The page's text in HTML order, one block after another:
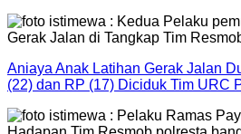
Aniaya Anak Latihan Gerak Jalan
(22) dan RP (17) Diciduk Tim URC